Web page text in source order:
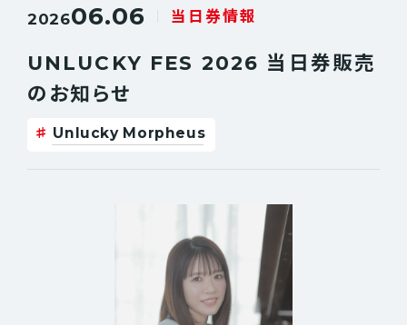
202606.06 当日券情報
UNLUCKY FES 2026 当日券販売
のお知らせ
Unlucky Morpheus